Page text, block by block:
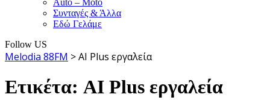
Συνταγές & Άλλα
Εδώ Γελάμε
Follow US
Melodia 88FM >AI Plus εργαλεία
Ετικέτα: AI Plus εργαλεία